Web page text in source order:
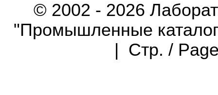
© 2002 - 2026
"Промышленные
| Стр. /